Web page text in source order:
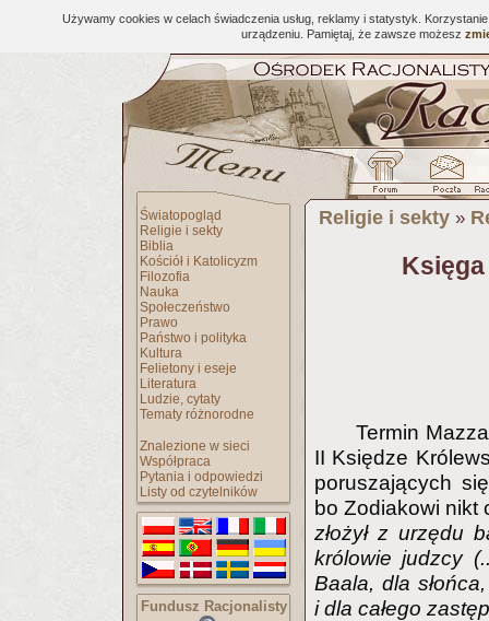
Używamy cookies w celach świadczenia usług, reklamy i statystyk.
urządzeniu. Pamiętaj, że zawsze możesz
Światopogląd
Religie i sekty
Biblia
Kościół i Katolicyzm
Filozofia
Nauka
Społeczeństwo
Prawo
Państwo i polityka
Kultura
Felietony i eseje
Literatura
Ludzie, cytaty
Tematy różnorodne
Znalezione w sieci
Współpraca
Pytania i odpowiedzi
Listy od czytelników
Fundusz Racjonalisty
Religie i sekty »
Termin
II Księdze
poruszających
bo Zodiakowi
złożył z urzędu
królowie judzcy
Baala, dla
i dla całego